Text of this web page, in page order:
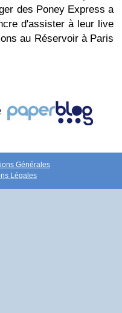
des Poney Express a
d'assister à leur live
au Réservoir à Paris
Générales
Légales